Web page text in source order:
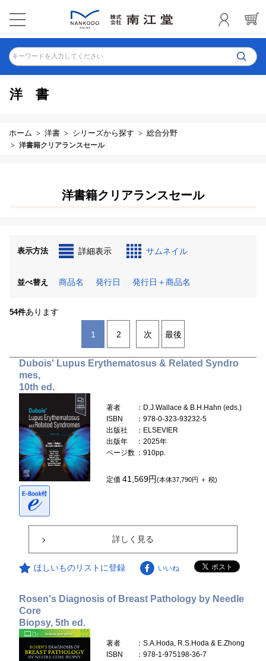
キーワードを入力してください
洋書
ホーム 洋書 シリーズから探す 総合分野
洋書籍クリアランスセール
洋書籍クリアランスセール
表示方法 詳細表示 サムネイル
並べ替え 商品名 発行日 発行日＋商品名
54件あります
1 2 次 最後
Dubois' Lupus Erythematosus & Related Syndro
mes,
10th ed.
著者
：D.J.Wallace & B.H.Hahn (eds.)
ISBN
：978-0-323-93232-5
出版社
：ELSEVIER
出版年
：2025年
ページ数 ：910pp.
定価41,569円(本体37,790円 ＋ 税)
詳しく見る
ほしいものリストに登録 いいね
Rosen's Diagnosis of Breast Pathology by Needle
Core
Biopsy, 5th ed.
著者
：S.A.Hoda, R.S.Hoda & E.Zhong
ISBN
：978-1-975198-36-7